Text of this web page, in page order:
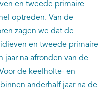
en tweede primaire
optreden. Van de
zagen we dat de
en tweede primaire
jaar na afronden van de
de keelholte- en
anderhalf jaar na de